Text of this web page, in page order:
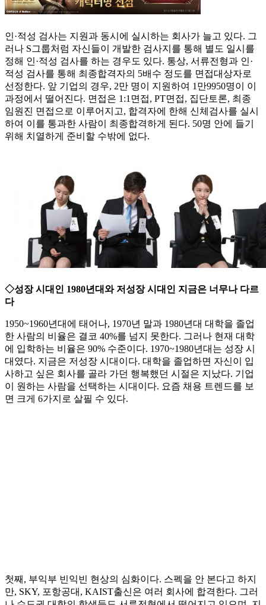
인·적성 검사는 지원과 동시에 실시하는 회사가 늘고 있다. 그
러나 S그룹처럼 자신들이 개발한 검사지를 통해 별도 일시를
정해 인·적성 검사를 하는 경우도 있다. 통상, 서류전형과 인·
적성 검사를 통해 최종합격자의 5배수 정도를 면접대상자로
선정한다. 앞 기업의 경우, 2만 명이 지원하여 1만9950명이 이
과정에서 떨어진다. 면접은 1:1면접, PT면접, 집단토론, 최종
임원진 면접으로 이루어지고, 합격자에 한해 신체검사를 실시
하여 이를 통과한 사람이 최종합격하게 된다. 50명 안에 들기
위해 치열하게 준비할 수밖에 없다.
◇성장 시대인 1980년대와 저성장 시대인 지금은 너무나 다르
다
1950~1960년대에 태어나, 1970년 말과 1980년대 대학을 졸업
한 사람의 비율은 결코 40%를 넘지 못한다. 그러나 현재 대학
에 입학하는 비율은 90% 수준이다. 1970~1980년대는 성장 시
대였다. 지금은 저성장 시대이다. 대학을 졸업하면 자신이 입
사하고 싶은 회사를 골라 가던 행복했던 시절은 지났다. 기업
이 원하는 사람을 선택하는 시대이다. 요즘 채용 트렌드를 보
면 크게 6가지로 살필 수 있다.
첫째, 부익부 빈익빈 현상의 심화이다. 스펙을 안 본다고 하지
만, SKY, 포항공대, KAIST출신은 여러 회사에 합격한다. 그러